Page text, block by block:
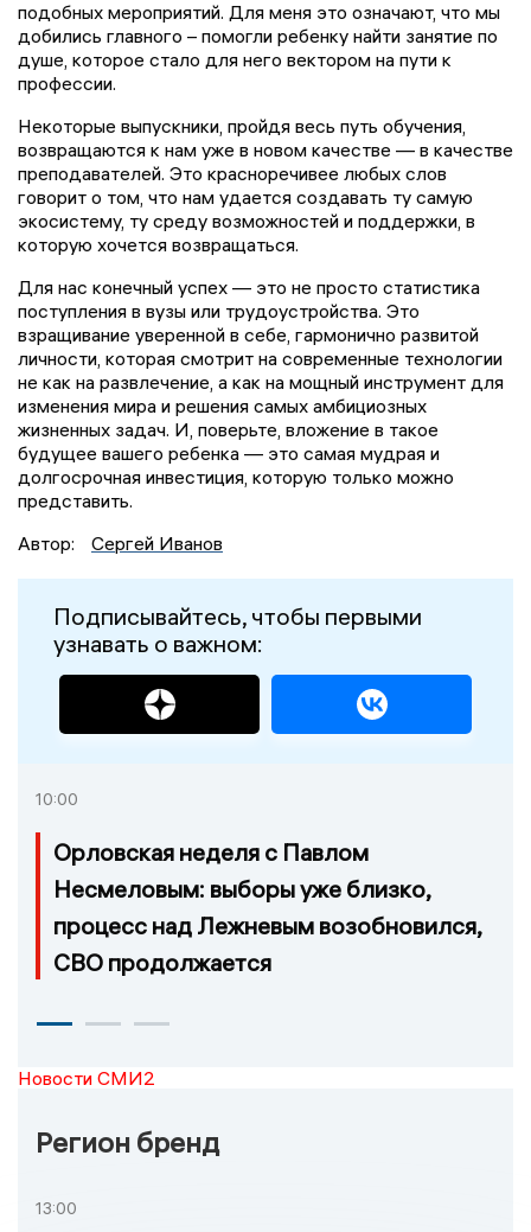
подобных мероприятий. Для меня это означают, что мы
добились главного – помогли ребенку найти занятие по
душе, которое стало для него вектором на пути к
профессии.
Некоторые выпускники, пройдя весь путь обучения,
возвращаются к нам уже в новом качестве — в качестве
преподавателей. Это красноречивее любых слов
говорит о том, что нам удается создавать ту самую
экосистему, ту среду возможностей и поддержки, в
которую хочется возвращаться.
Для нас конечный успех — это не просто статистика
поступления в вузы или трудоустройства. Это
взращивание уверенной в себе, гармонично развитой
личности, которая смотрит на современные технологии
не как на развлечение, а как на мощный инструмент для
изменения мира и решения самых амбициозных
жизненных задач. И, поверьте, вложение в такое
будущее вашего ребенка — это самая мудрая и
долгосрочная инвестиция, которую только можно
представить.
Автор:
Сергей Иванов
Подписывайтесь, чтобы первыми
узнавать о важном:
10:00
Орловская неделя с Павлом
Несмеловым: выборы уже близко,
процесс над Лежневым возобновился,
СВО продолжается
Новости СМИ2
Регион бренд
13:00